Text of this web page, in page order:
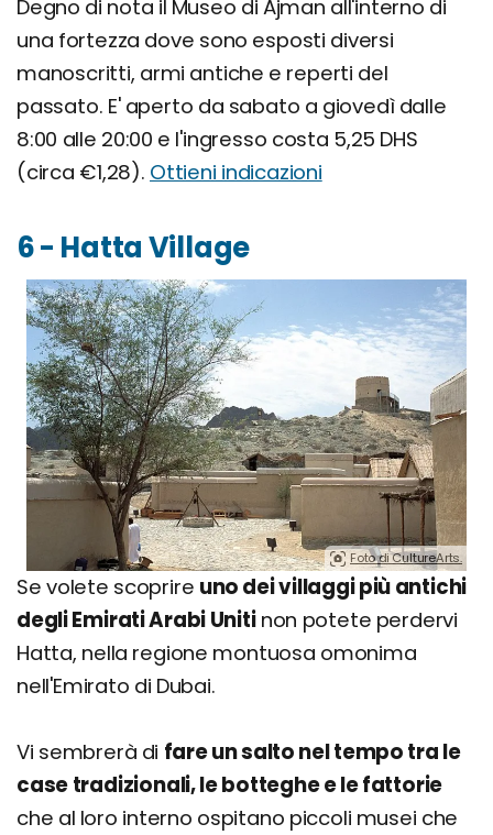
Degno di nota il Museo di Ajman all'interno di
una fortezza dove sono esposti diversi
manoscritti, armi antiche e reperti del
passato. E' aperto da sabato a giovedì dalle
8:00 alle 20:00 e l'ingresso costa 5,25 DHS
(circa €1,28). Ottieni indicazioni
6 - Hatta Village
Foto di CultureArts.
Se volete scoprire uno dei villaggi più antichi
degli Emirati Arabi Unitinon potete perdervi
Hatta, nella regione montuosa omonima
nell'Emirato di Dubai.
Vi sembrerà di fare un salto nel tempo tra le
case tradizionali, le botteghe e le fattorie
che al loro interno ospitano piccoli musei che